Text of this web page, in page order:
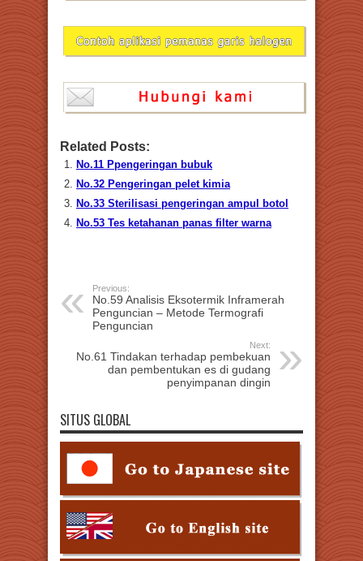
Related Posts:
No.11 Ppengeringan bubuk
No.32 Pengeringan pelet kimia
No.33 Sterilisasi pengeringan ampul botol
No.53 Tes ketahanan panas filter warna
Previous:
No.59 Analisis Eksotermik Inframerah
Penguncian – Metode Termografi
Penguncian
Next:
No.61 Tindakan terhadap pembekuan
dan pembentukan es di gudang
penyimpanan dingin
SITUS GLOBAL